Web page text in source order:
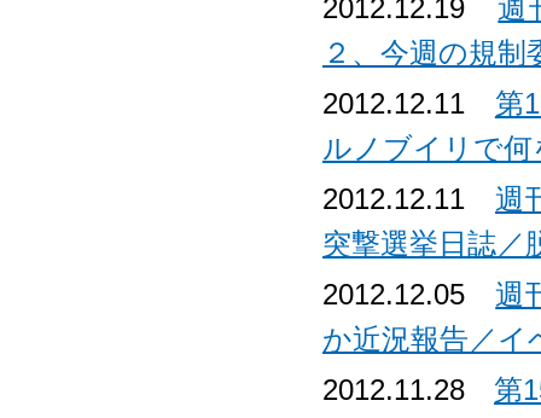
2012.12.19週
２、今週の規制
2012.12.11 第
ルノブイリで
2012.12.11 週
突撃選挙日誌／
2012.12.05週
か近況報告／イ
2012.11.28 第